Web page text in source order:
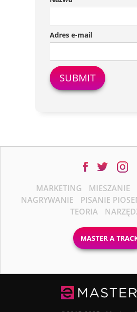
Adres e-mail
MARKETING MIESZANIE
NAGRYWANIE
PISANIE
TEORIA
MASTER A